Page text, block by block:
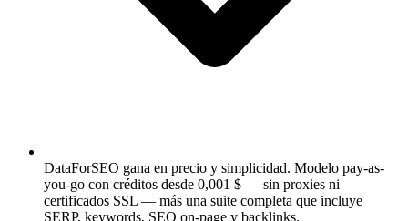
DataForSEO gana en precio y simplicidad. Modelo pay-as-
you-go con créditos desde 0,001 $ — sin proxies ni
certificados SSL — más una suite completa que incluye
SERP, keywords, SEO on-page y backlinks.